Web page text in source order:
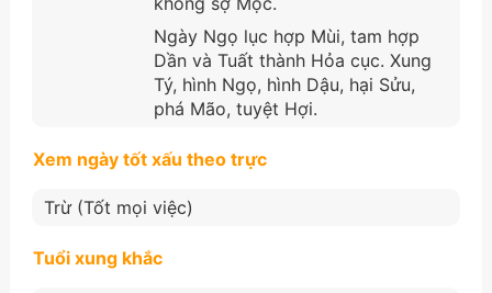
Ngày Ngọ lục hợp Mùi, tam hợp
Dần và Tuất thành Hỏa cục. Xung
Tý, hình Ngọ, hình Dậu, hại Sửu,
phá Mão, tuyệt Hợi.
Xem ngày tốt xấu theo trực
Trừ (Tốt mọi việc)
Tuổi xung khắc